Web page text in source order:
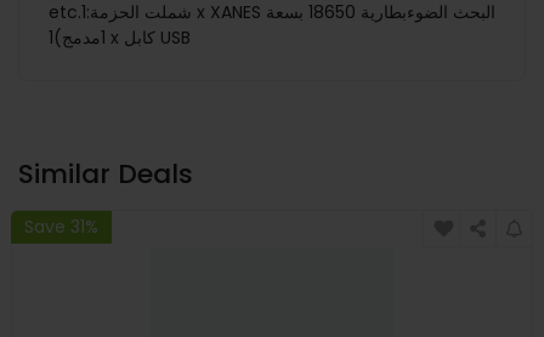
etc.شملت الحزمة:1 x XANES البحث الضوءبطارية 18650 بسعة
1مدمج)1 x كابل USB
Similar Deals
Save 31%